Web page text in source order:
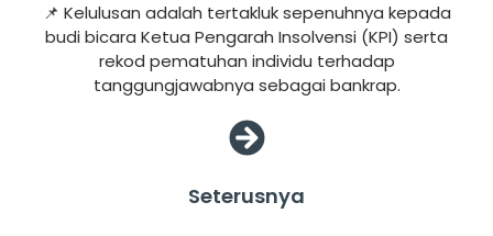
📌 Kelulusan adalah tertakluk sepenuhnya kepada
budi bicara Ketua Pengarah Insolvensi (KPI) serta
rekod pematuhan individu terhadap
tanggungjawabnya sebagai bankrap.
Seterusnya